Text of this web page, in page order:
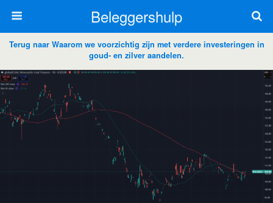
Beleggershulp
Terug naar Waarom we voorzichtig zijn met verdere investeringen in
goud- en zilver aandelen.